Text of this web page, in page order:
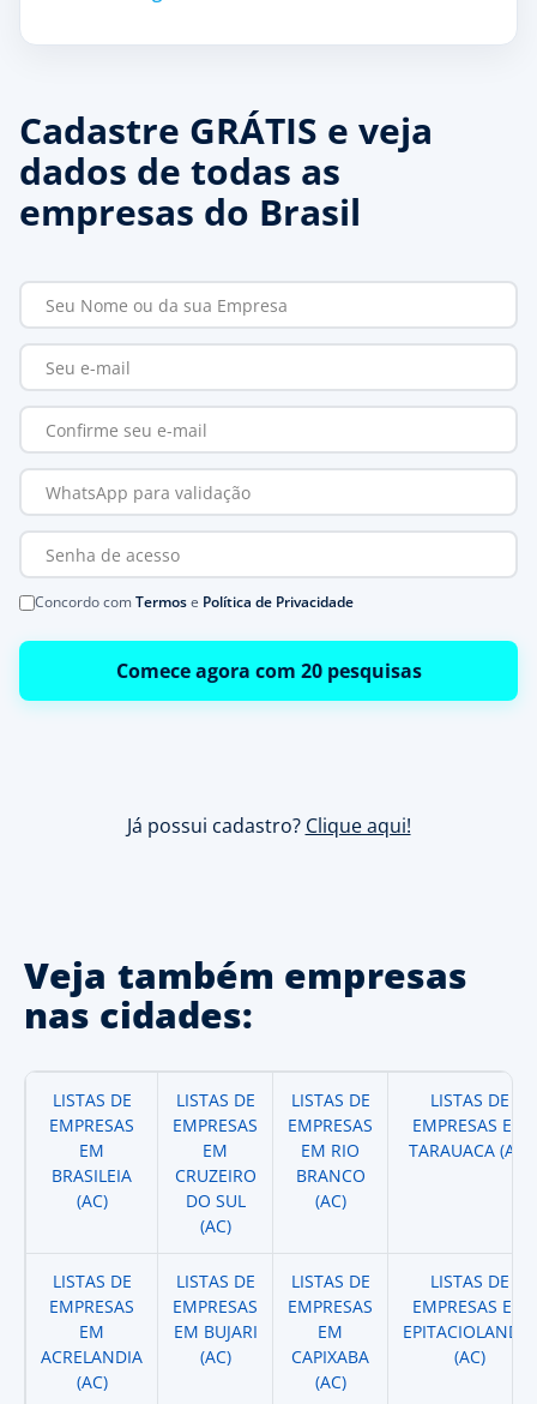
Cadastre GRÁTIS e veja
dados de todas as
empresas do Brasil
Concordo comTermose Política de Privacidade
Comece agora com 20 pesquisas
Já possui cadastro? Clique aqui!
Veja também empresas
nas cidades:
LISTAS DE
EMPRESAS
EM
BRASILEIA
(AC)
LISTAS DE
EMPRESAS
EM
CRUZEIRO
DO SUL
(AC)
LISTAS DE
EMPRESAS
EM RIO
BRANCO
(AC)
LISTAS DE
EMPRESAS EM
TARAUACA (AC)
LISTAS DE
EMPRESAS
EM
ACRELANDIA
(AC)
LISTAS DE
EMPRESAS
EM BUJARI
(AC)
LISTAS DE
EMPRESAS
EM
CAPIXABA
(AC)
LISTAS DE
EMPRESAS EM
EPITACIOLANDIA
(AC)